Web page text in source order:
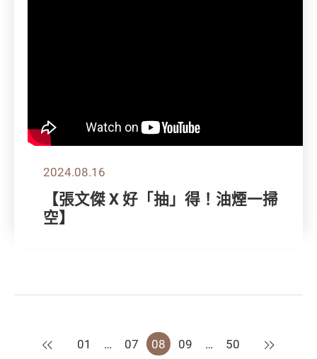
2024.08.16
【張文傑 X 好「抽」得！油煙一掃
空】
上一頁
01 … 07 08 09 … 50 下一頁